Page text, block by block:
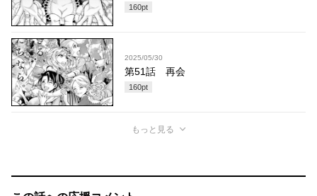
160pt
2025/05/30
第51話 再会
160pt
もっと見る